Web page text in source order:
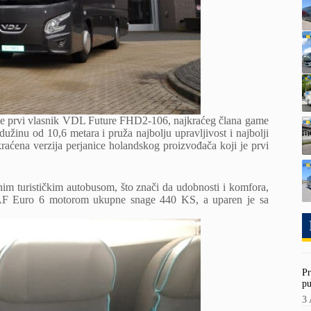
prvi vlasnik VDL Future FHD2-106, najkraćeg člana game
od 10,6 metara i pruža najbolju upravljivost i najbolji
verzija perjanice holandskog proizvođača koji je prvi
turističkim autobusom, što znači da udobnosti i komfora,
Euro 6 motorom ukupne snage 440 KS, a uparen je sa
3